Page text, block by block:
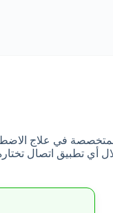
في علاج
أي تطبيق اتصال